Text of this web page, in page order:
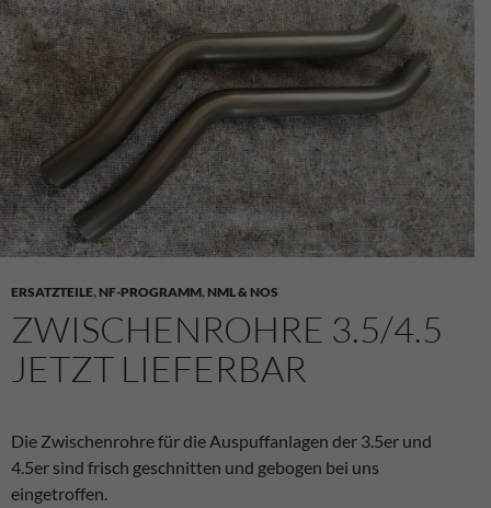
ERSATZTEILE, NF-PROGRAMM, NML & NOS
ZWISCHENROHRE 3.5/4.5
JETZT LIEFERBAR
Die Zwischenrohre für die Auspuffanlagen der 3.5er und
4.5er sind frisch geschnitten und gebogen bei uns
eingetroffen.